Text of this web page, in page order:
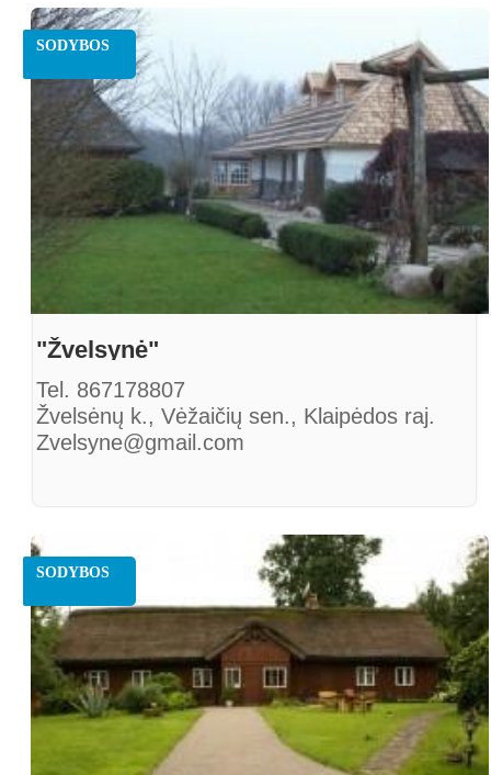
SODYBOS
"Žvelsynė"
Tel. 867178807
Žvelsėnų k., Vėžaičių sen., Klaipėdos raj.
Zvelsyne@gmail.com
SODYBOS